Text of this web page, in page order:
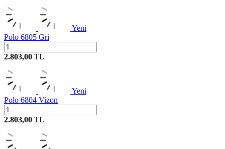
Yeni
Polo 6805 Gri
2.803,00 TL
Yeni
Polo 6804 Vizon
2.803,00 TL